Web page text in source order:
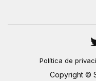
Política de
Copyright ©